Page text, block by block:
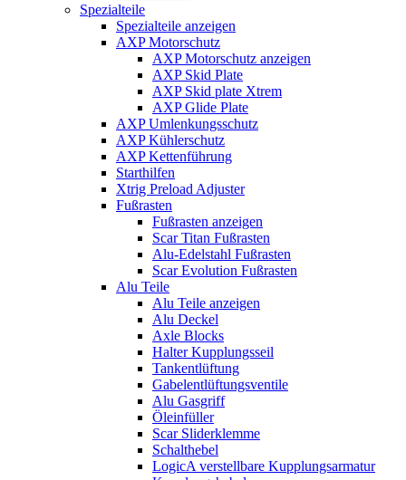
Spezialteile
Spezialteile anzeigen
AXP Motorschutz
AXP Motorschutz anzeigen
AXP Skid Plate
AXP Skid plate Xtrem
AXP Glide Plate
AXP Umlenkungsschutz
AXP Kühlerschutz
AXP Kettenführung
Starthilfen
Xtrig Preload Adjuster
Fußrasten
Fußrasten anzeigen
Scar Titan Fußrasten
Alu-Edelstahl Fußrasten
Scar Evolution Fußrasten
Alu Teile
Alu Teile anzeigen
Alu Deckel
Axle Blocks
Halter Kupplungsseil
Tankentlüftung
Gabelentlüftungsventile
Alu Gasgriff
Öleinfüller
Scar Sliderklemme
Schalthebel
LogicA verstellbare Kupplungsarmatur